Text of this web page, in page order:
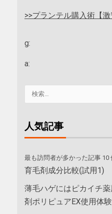
>>プランテル購入術【
g:
a:
人気記事
最も訪問者が多かった記事 10
育毛剤成分比較(試用1)
薄毛ハゲにはピカイチ
剤ポリピュアEX使用体